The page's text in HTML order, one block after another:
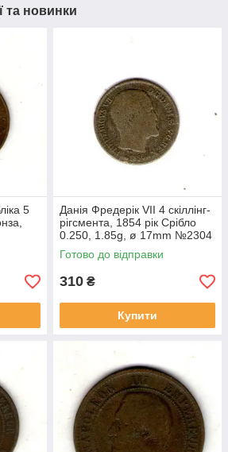
та новинки
5
Данія Фредерік VII 4 скіллінг-
рігсмента, 1854 рік Срібло
0.250, 1.85g, ø 17mm №2304
Готово до відправки
310 ₴
Купити